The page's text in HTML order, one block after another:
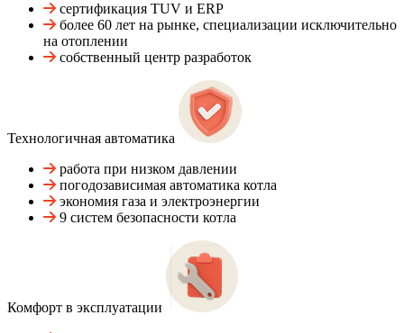
сертификация TUV и ERP
более 60 лет на рынке, специализации исключительно
на отоплении
собственный центр разработок
Технологичная автоматика
работа при низком давлении
погодозависимая автоматика котла
экономия газа и электроэнергии
9 систем безопасности котла
Комфорт в эксплуатации